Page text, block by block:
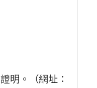
明。（網址：